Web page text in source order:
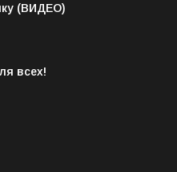
(ВИДЕО)
всех!